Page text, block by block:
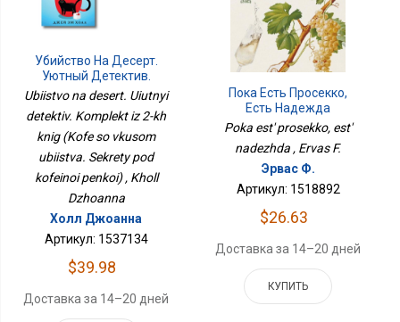
Убийство На Десерт.
Уютный Детектив.
Комплект Из 2-Х Книг
Убийства. Секреты Под
Кофейной Пенкой)
Ubiistvo na desert. Uiutnyi
detektiv. Komplekt iz 2-kh
knig (Kofe so vkusom
ubiistva. Sekrety pod
kofeinoi penkoi) , Kholl
Dzhoanna
Холл Джоанна
Артикул: 1537134
$39.98
Доставка за 14–20 дней
Пока Есть Просекко,
Есть Надежда
Poka est' prosekko, est'
nadezhda , Ervas F.
Эрвас Ф.
Артикул: 1518892
$26.63
Доставка за 14–20 дней
КУПИТЬ